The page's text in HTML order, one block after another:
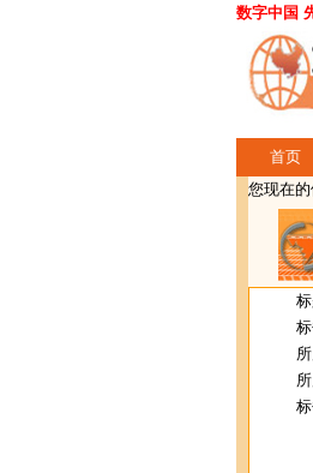
数字中国
首页
您现在的
标